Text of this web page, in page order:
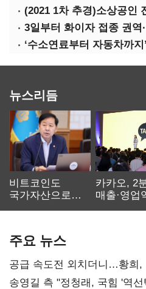
뉴스리듬
비트코인도
국가자산으로…'
카카오, 2
매출·영업
주요 뉴스
공급 속도전 외치더니…황희,
리모델링' 제안
송영길 측 "정청래, 국힘 '역